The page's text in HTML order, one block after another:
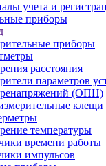
учета и
приборы
приборы
расстояния
параметров
(ОПН)
клещи
температуры
времени работы
импульсов